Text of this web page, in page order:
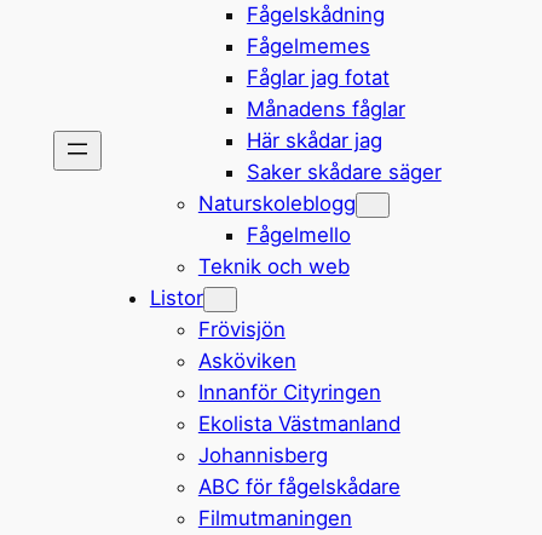
Fågelskådning
Fågelmemes
Fåglar jag fotat
Månadens fåglar
Här skådar jag
Saker skådare säger
Naturskoleblogg
Fågelmello
Teknik och web
Listor
Frövisjön
Asköviken
Innanför Cityringen
Ekolista Västmanland
Johannisberg
ABC för fågelskådare
Filmutmaningen